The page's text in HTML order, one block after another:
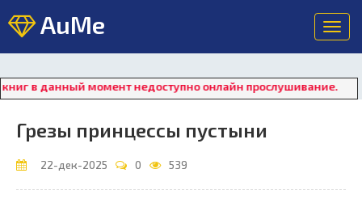
AuMe
момент недоступно онлайн прослушивание. Для
Грезы принцессы пустыни
22-дек-2025 0 539